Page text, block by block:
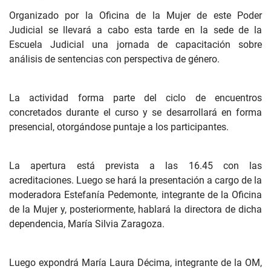
Organizado por la Oficina de la Mujer de este Poder
Judicial se llevará a cabo esta tarde en la sede de la
Escuela Judicial una jornada de capacitación sobre
análisis de sentencias con perspectiva de género.
La actividad forma parte del ciclo de encuentros
concretados durante el curso y se desarrollará en forma
presencial, otorgándose puntaje a los participantes.
La apertura está prevista a las 16.45 con las
acreditaciones. Luego se hará la presentación a cargo de la
moderadora Estefanía Pedemonte, integrante de la Oficina
de la Mujer y, posteriormente, hablará la directora de dicha
dependencia, María Silvia Zaragoza.
Luego expondrá María Laura Décima, integrante de la OM,